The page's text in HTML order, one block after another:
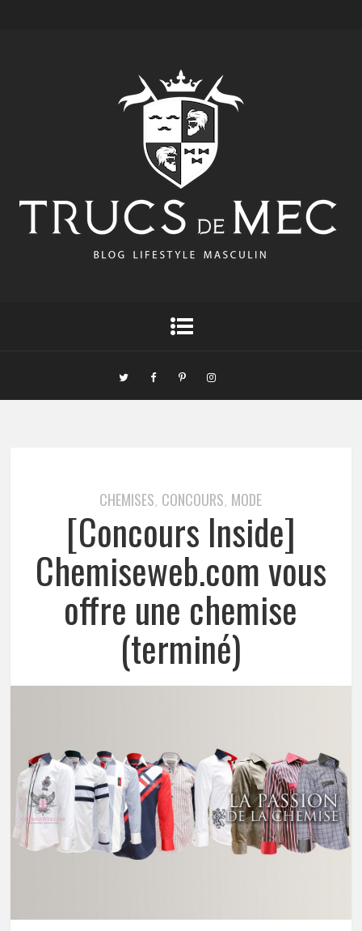
CHEMISES, CONCOURS, MODE
[Concours Inside]
Chemiseweb.com vous
offre une chemise
(terminé)